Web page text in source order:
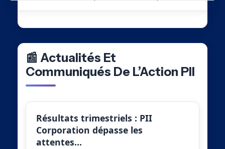
📰 Actualités Et
Communiqués De L’Action PII
Résultats trimestriels : PII
Corporation dépasse les
attentes…